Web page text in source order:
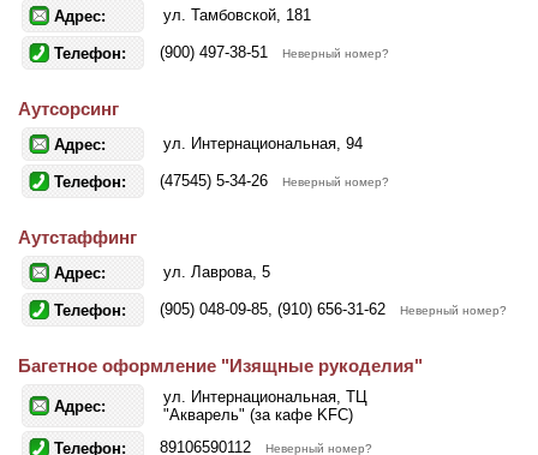
Адрес: ул. Тамбовской, 181
Телефон: (900) 497-38-51 Неверный номер?
Аутсорсинг
Адрес: ул. Интернациональная, 94
Телефон: (47545) 5-34-26 Неверный номер?
Аутстаффинг
Адрес: ул. Лаврова, 5
Телефон: (905) 048-09-85, (910) 656-31-62 Неверный номер?
Багетное оформление "Изящные рукоделия"
Адрес:
ул. Интернациональная, ТЦ
"Акварель" (за кафе KFC)
Телефон:
89106590112 Неверный номер?